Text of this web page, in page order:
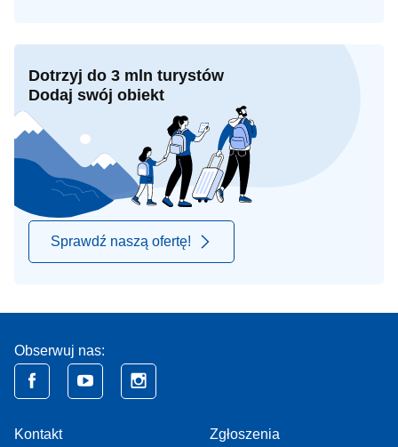
Dotrzyj do 3 mln turystów
Dodaj swój obiekt
Sprawdź naszą ofertę!
Obserwuj nas:
Kontakt
Zgłoszenia